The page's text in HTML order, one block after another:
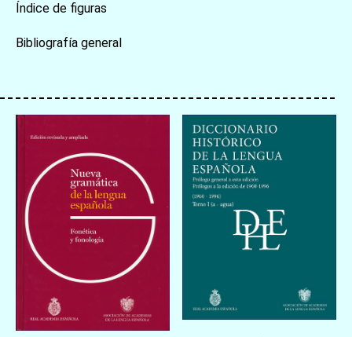
Índice de figuras
Bibliografía general